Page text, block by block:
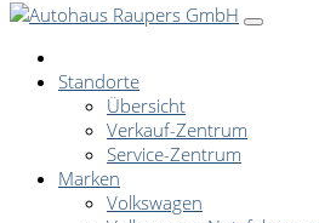
Standorte
Übersicht
Verkauf-Zentrum
Service-Zentrum
Marken
Volkswagen